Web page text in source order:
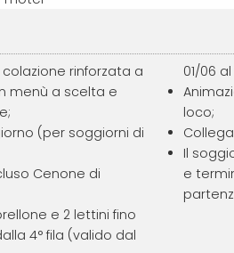
rinforzata a
menù a scelta e
(per soggiorni di
Cenone di
e 2 lettini fino
4° fila (valido dal
01/06
loco;
Il
e